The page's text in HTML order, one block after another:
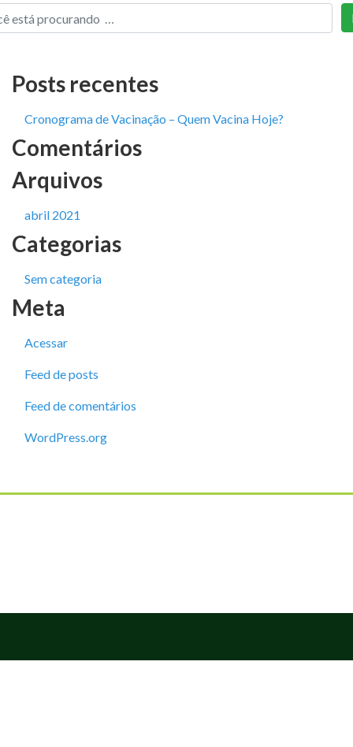
Posts recentes
Cronograma de Vacinação – Quem Vacina Hoje?
Comentários
Arquivos
abril 2021
Categorias
Sem categoria
Meta
Acessar
Feed de posts
Feed de comentários
WordPress.org